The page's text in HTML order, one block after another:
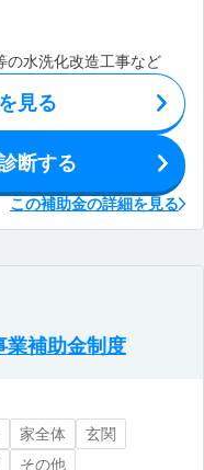
の水洗化改造工事など
見る
断する
この補助金の詳細を見る
業補助金制度
家全体
玄関
その他